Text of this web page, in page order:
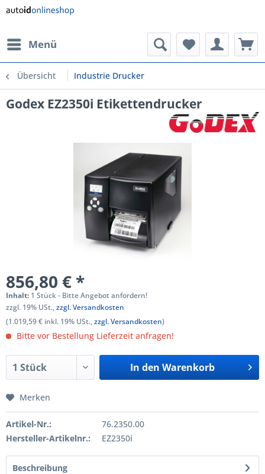
Menü
Übersicht Industrie Drucker
Godex EZ2350i Etikettendrucker
856,80 € *
Inhalt: 1 Stück - Bitte Angebot anfordern!
zzgl. 19% USt.,zzgl. Versandkosten
(1.019,59 € inkl. 19% USt.,zzgl. Versandkosten)
Bitte vor Bestellung Lieferzeit anfragen!
In den Warenkorb
Merken
Artikel-Nr.:
76.2350.00
Hersteller-Artikelnr.:
EZ2350i
Beschreibung